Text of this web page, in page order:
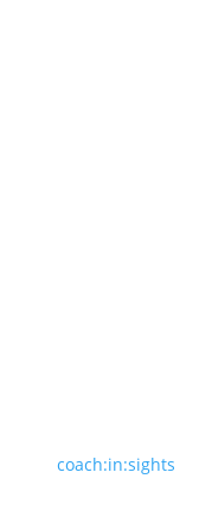
coach:in:sights